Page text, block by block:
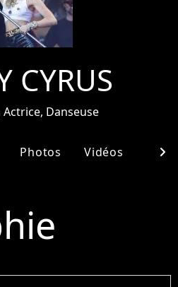
CYRUS
Actrice, Danseuse
Photos Vidéos chevron_right